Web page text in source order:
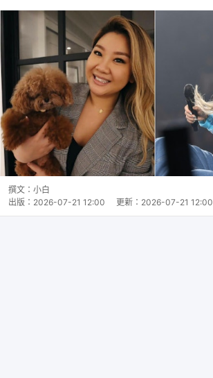
撰文： 小白
出版： 2026-07-21 12:00 更新： 2026-07-21 12:00